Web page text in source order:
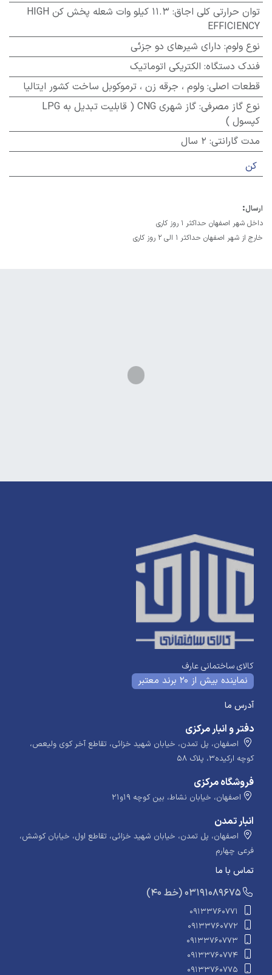
توان حرارتی کلی اجاق:
11.3 کیلو وات شعله پخش کن HIGH
EFFICIENCY
نوع ولوم: دارای شیرهای دو جزئی
فندک دستگاه: الکتریکی اتوماتیک
قطعات اصلی: ولوم ، جرقه زن ، ترموکوبل ساخت کشور ایتالیا
نوع گاز مصرفی:
گاز شهری CNG ( قابلیت تبدیل به LPG
کپسول )
مدت گارانتی: 2 سال
کن
ارسال:
داخل شهر اصفهان حداکثر 1 روز کاری
خارج از شهر اصفهان حداکثر 1 الی 2 روز کاری
کالای ساختمانی عارف
نماینده بیش از 20 برند معتبر
آدرس ما
دفتر و انبار مرکزی
اصفهان، پل تمدن، خیابان شهید خزائی، تقاطع آخر کوی ولیعص،
کوچه ارکیده۳، پلاک ۵۸
فروشگاه مرکزی
اصفهان، خیابان نشاط، بین کوچه ۱۹و۲۱
انبار تمدن
اصفهان، پل تمدن، خیابان شهید خزائی، تقاطع اول، خیابان کوشش،
فرعی چهارم
تماس با ما
​​​ (40 خط) 03191089675
09133760771
09133760772
09133760773
09133760774
09133760775